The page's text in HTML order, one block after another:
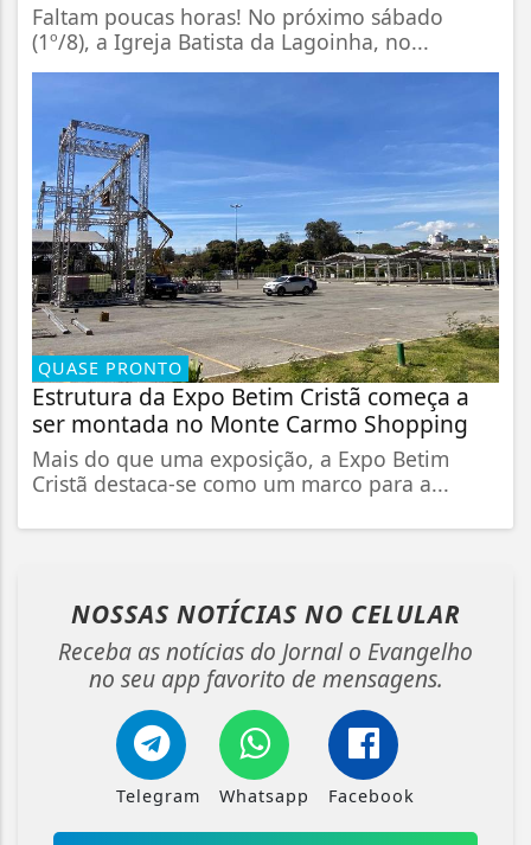
Faltam poucas horas! No próximo sábado
(1º/8), a Igreja Batista da Lagoinha, no...
QUASE PRONTO
Estrutura da Expo Betim Cristã começa a
ser montada no Monte Carmo Shopping
Mais do que uma exposição, a Expo Betim
Cristã destaca-se como um marco para a...
NOSSAS NOTÍCIAS NO CELULAR
Receba as notícias do Jornal o Evangelho
no seu app favorito de mensagens.
Telegram Whatsapp Facebook